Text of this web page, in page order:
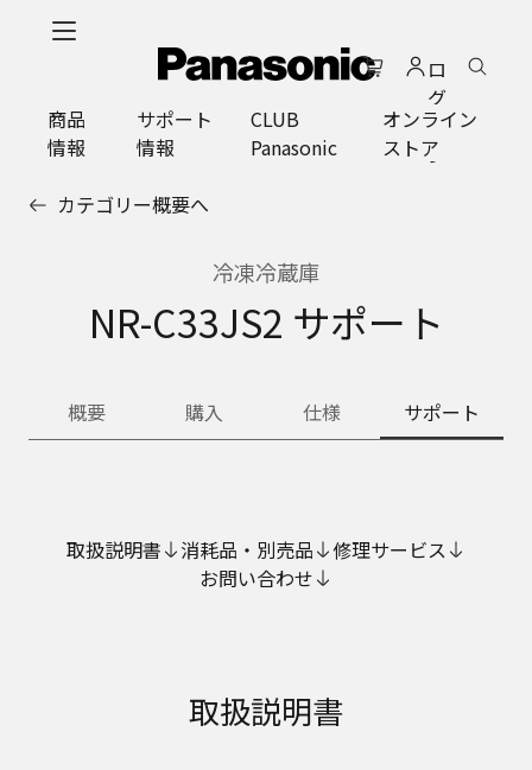
ロ
グ
イ
ン
商品
情報
サポート
情報
CLUB
Panasonic
オンライン
ストア
カテゴリー概要へ
冷凍冷蔵庫
NR-C33JS2 サポート
概要 購入 仕様 サポート
取扱説明書 消耗品・別売品
修理サービス
お問い合わせ
取扱説明書